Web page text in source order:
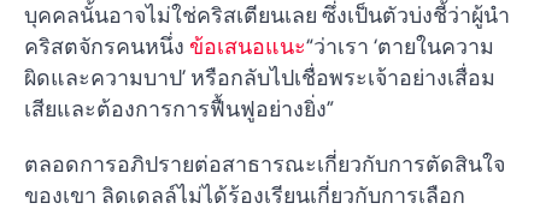
บุคคลนั้นอาจไม่ใช่คริสเตียนเลย ซึ่งเป็นตัวบ่งชี้ว่าผู้นำ
คริสตจักรคนหนึ่ง ข้อเสนอแนะ“ว่าเรา ‘ตายในความ
ผิดและความบาป’ หรือกลับไปเชื่อพระเจ้าอย่างเสื่อม
เสียและต้องการการฟื้นฟูอย่างยิ่ง”
ตลอดการอภิปรายต่อสาธารณะเกี่ยวกับการตัดสินใจ
ของเขา ลิดเดลล์ไม่ได้ร้องเรียนเกี่ยวกับการเลือก